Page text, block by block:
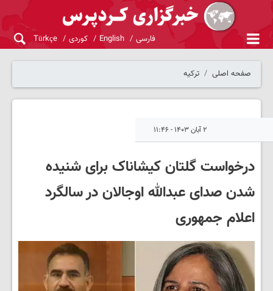
فارسی English کوردی Türkçe
صفحه اصلی ترکیه
۲ آبان ۱۴۰۳ - ۱۱:۴۶
درخواست گلتان کیشاناک برای شنیده
شدن صدای عبدالله اوجالان در سالگرد
اعلام جمهوری